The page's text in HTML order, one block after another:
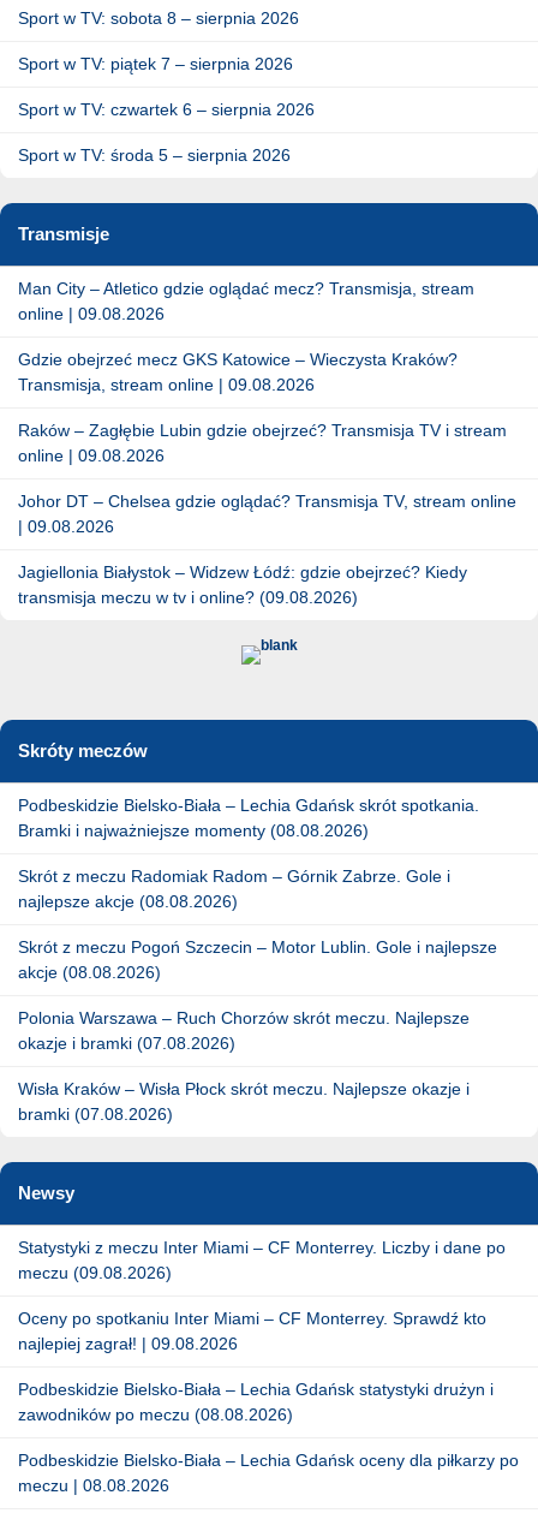
Sport w TV: sobota 8 – sierpnia 2026
Sport w TV: piątek 7 – sierpnia 2026
Sport w TV: czwartek 6 – sierpnia 2026
Sport w TV: środa 5 – sierpnia 2026
Transmisje
Man City – Atletico gdzie oglądać mecz? Transmisja, stream
online | 09.08.2026
Gdzie obejrzeć mecz GKS Katowice – Wieczysta Kraków?
Transmisja, stream online | 09.08.2026
Raków – Zagłębie Lubin gdzie obejrzeć? Transmisja TV i stream
online | 09.08.2026
Johor DT – Chelsea gdzie oglądać? Transmisja TV, stream online
| 09.08.2026
Jagiellonia Białystok – Widzew Łódź: gdzie obejrzeć? Kiedy
transmisja meczu w tv i online? (09.08.2026)
Skróty meczów
Podbeskidzie Bielsko-Biała – Lechia Gdańsk skrót spotkania.
Bramki i najważniejsze momenty (08.08.2026)
Skrót z meczu Radomiak Radom – Górnik Zabrze. Gole i
najlepsze akcje (08.08.2026)
Skrót z meczu Pogoń Szczecin – Motor Lublin. Gole i najlepsze
akcje (08.08.2026)
Polonia Warszawa – Ruch Chorzów skrót meczu. Najlepsze
okazje i bramki (07.08.2026)
Wisła Kraków – Wisła Płock skrót meczu. Najlepsze okazje i
bramki (07.08.2026)
Newsy
Statystyki z meczu Inter Miami – CF Monterrey. Liczby i dane po
meczu (09.08.2026)
Oceny po spotkaniu Inter Miami – CF Monterrey. Sprawdź kto
najlepiej zagrał! | 09.08.2026
Podbeskidzie Bielsko-Biała – Lechia Gdańsk statystyki drużyn i
zawodników po meczu (08.08.2026)
Podbeskidzie Bielsko-Biała – Lechia Gdańsk oceny dla piłkarzy po
meczu | 08.08.2026